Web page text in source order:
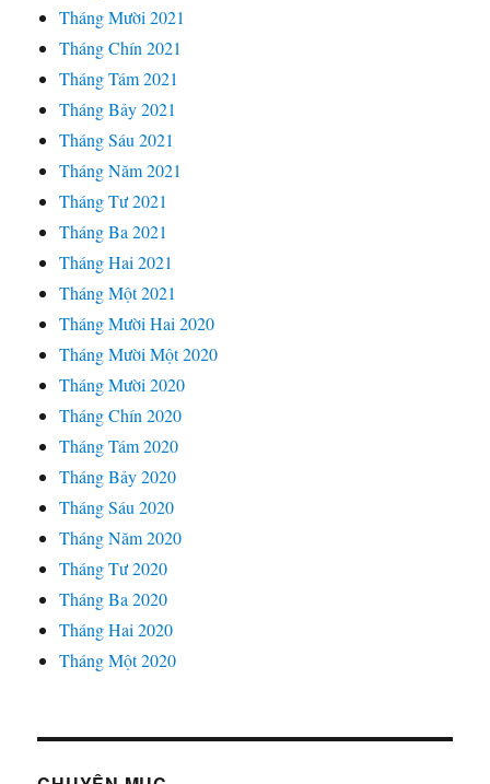
Tháng Mười 2021
Tháng Chín 2021
Tháng Tám 2021
Tháng Bảy 2021
Tháng Sáu 2021
Tháng Năm 2021
Tháng Tư 2021
Tháng Ba 2021
Tháng Hai 2021
Tháng Một 2021
Tháng Mười Hai 2020
Tháng Mười Một 2020
Tháng Mười 2020
Tháng Chín 2020
Tháng Tám 2020
Tháng Bảy 2020
Tháng Sáu 2020
Tháng Năm 2020
Tháng Tư 2020
Tháng Ba 2020
Tháng Hai 2020
Tháng Một 2020